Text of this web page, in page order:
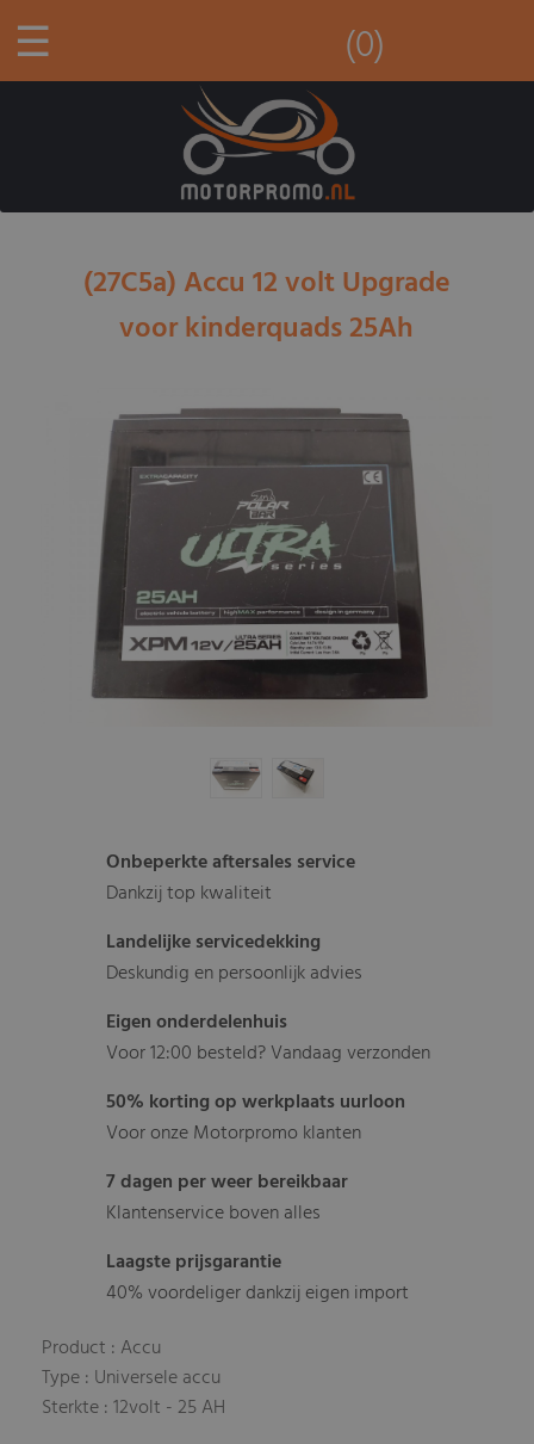
☰ (0)
(27C5a) Accu 12 volt Upgrade
voor kinderquads 25Ah
Onbeperkte aftersales service
Dankzij top kwaliteit
Landelijke servicedekking
Deskundig en persoonlijk advies
Eigen onderdelenhuis
Voor 12:00 besteld? Vandaag verzonden
50% korting op werkplaats uurloon
Voor onze Motorpromo klanten
7 dagen per weer bereikbaar
Klantenservice boven alles
Laagste prijsgarantie
40% voordeliger dankzij eigen import
Product : Accu
Type : Universele accu
Sterkte : 12volt - 25 AH